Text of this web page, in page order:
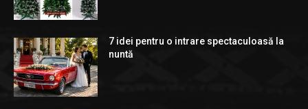
7 idei pentru o intrare spectaculoasă la
nuntă